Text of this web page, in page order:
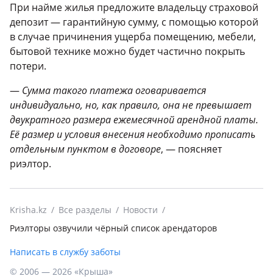
При найме жилья предложите владельцу страховой
депозит — гарантийную сумму, с помощью которой
в случае причинения ущерба помещению, мебели,
бытовой технике можно будет частично покрыть
потери.
— Сумма такого платежа оговаривается
индивидуально, но, как правило, она не превышает
двукратного размера ежемесячной арендной платы.
Её размер и условия внесения необходимо прописать
отдельным пунктом в договоре, — поясняет
риэлтор.
Krisha.kz Все разделы
Новости
Риэлторы озвучили чёрный список арендаторов
Написать в службу заботы
© 2006 — 2026 «Крыша»